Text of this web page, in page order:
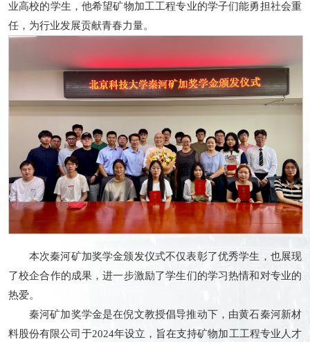
业高校的学生，他希望矿物加工工程专业的学子们能勇担社会重
任，为行业发展贡献青春力量。
本次秦河矿加奖学金颁发仪式不仅表彰了优秀学生，也展现
了校企合作的成果，进一步激励了学生们的学习热情和对专业的
热爱。
秦河矿加奖学金是在倪文教授倡导推动下，由黄石秦河新材
料股份有限公司于2024年设立，旨在支持矿物加工工程专业人才